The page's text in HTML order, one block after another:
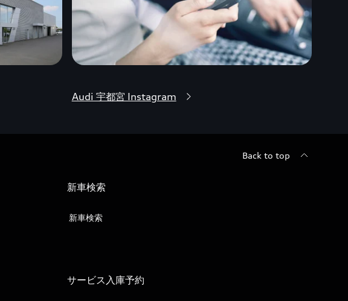
Audi 宇都宮 Instagram
Back to top
新車検索
新車検索
サービス入庫予約